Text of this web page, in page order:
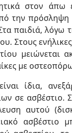
στον
την πρόσληψη
παιδιά, λόγω
Στους
μειώνεται
με
ίδια,
σε ασβέστιο.
αυτού
ασβέστιο